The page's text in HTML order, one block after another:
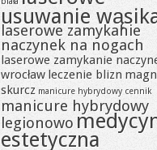
usuwanie
laserowe zamykanie
naczynek na nogach
laserowe zamykanie
wrocław leczenie blizn
skurcz manicure hybrydowy cennik
manicure hybrydowy
legionowo
estetyczna